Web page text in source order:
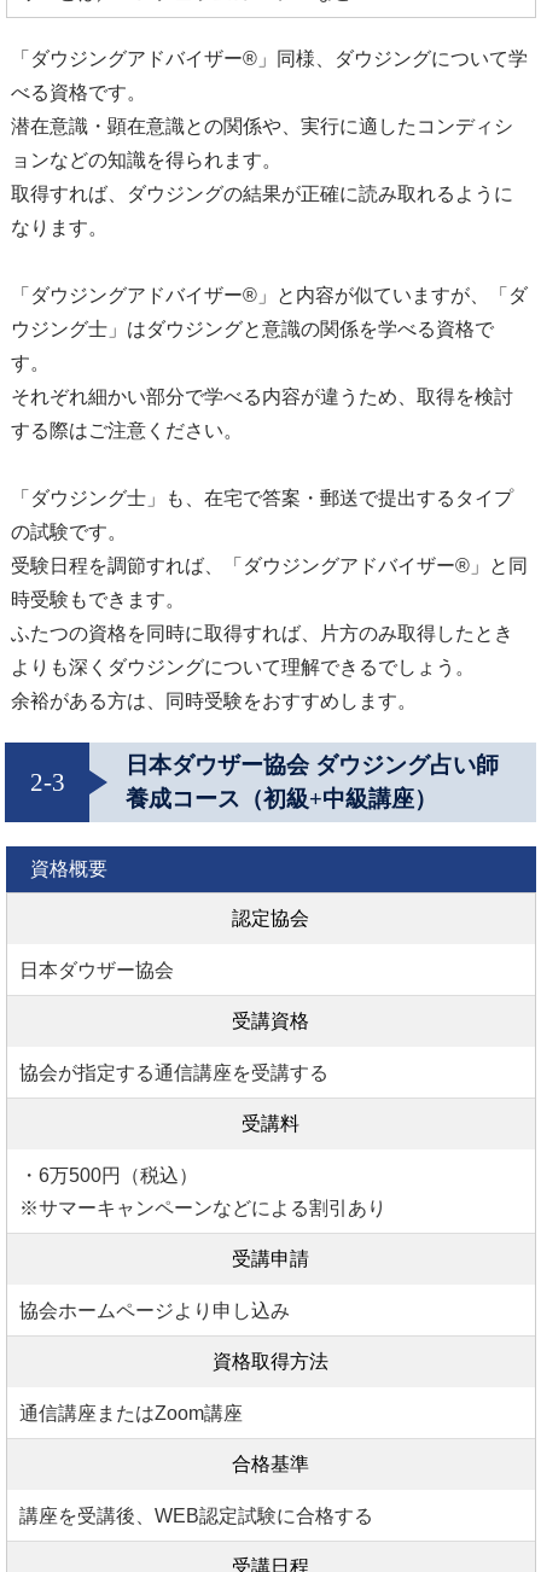
「ダウジングアドバイザー®」同様、ダウジングについて学
べる資格です。
潜在意識・顕在意識との関係や、実行に適したコンディシ
ョンなどの知識を得られます。
取得すれば、ダウジングの結果が正確に読み取れるように
なります。
「ダウジングアドバイザー®」と内容が似ていますが、「ダ
ウジング士」はダウジングと意識の関係を学べる資格で
す。
それぞれ細かい部分で学べる内容が違うため、取得を検討
する際はご注意ください。
「ダウジング士」も、在宅で答案・郵送で提出するタイプ
の試験です。
受験日程を調節すれば、「ダウジングアドバイザー®」と同
時受験もできます。
ふたつの資格を同時に取得すれば、片方のみ取得したとき
よりも深くダウジングについて理解できるでしょう。
余裕がある方は、同時受験をおすすめします。
2-3
日本ダウザー協会 ダウジング占い師
養成コース（初級+中級講座）
資格概要
認定協会
日本ダウザー協会
受講資格
協会が指定する通信講座を受講する
受講料
・6万500円（税込）
※サマーキャンペーンなどによる割引あり
受講申請
協会ホームページより申し込み
資格取得方法
通信講座またはZoom講座
合格基準
講座を受講後、WEB認定試験に合格する
受講日程